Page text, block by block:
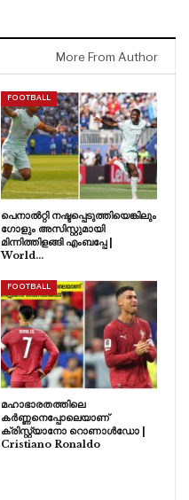
More From Author
FOOTBALL
പെനാൽറ്റി നഷ്ടപ്പെടുത്തിയെങ്കിലും
ഗോളും അസിസ്റ്റുമായി
മിന്നിത്തിളങ്ങി എംബപ്പേ |
World…
FOOTBALL
മഹാഭാരതത്തിലെ
കർണ്ണനെപ്പോലെയാണ്
ക്രിസ്റ്റ്യാനോ റൊണാൾഡോ |
Cristiano Ronaldo